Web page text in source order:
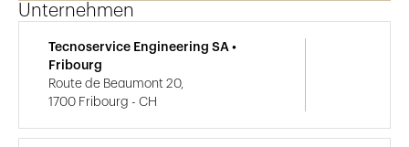
Unternehmen
Tecnoservice Engineering SA •
Fribourg
Route de Beaumont 20,
1700 Fribourg - CH